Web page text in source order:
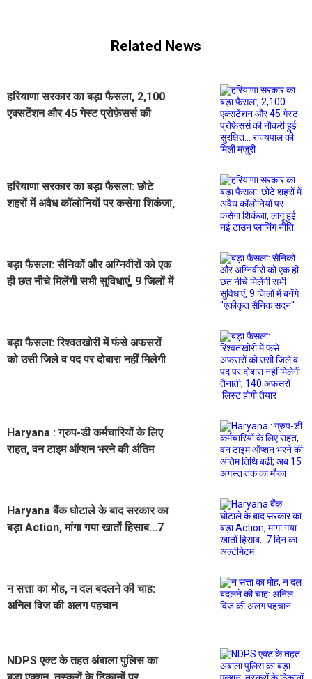
Related News
हरियाणा सरकार का बड़ा फैसला, 2,100
एक्सटेंशन और 45 गेस्ट प्रोफ़ेसर्स की
हरियाणा सरकार का बड़ा फैसला: छोटे
शहरों में अवैध कॉलोनियों पर कसेगा शिकंजा,
बड़ा फैसला: सैनिकों और अग्निवीरों को एक
ही छत नीचे मिलेंगी सभी सुविधाएं, 9 जिलों में
बड़ा फैसला: रिश्वतखोरी में फंसे अफसरों
को उसी जिले व पद पर दोबारा नहीं मिलेगी
Haryana : ग्रुप-डी कर्मचारियों के लिए
राहत, वन टाइम ऑप्शन भरने की अंतिम
Haryana बैंक घोटाले के बाद सरकार का
बड़ा Action, मांगा गया खातों हिसाब...7
न सत्ता का मोह, न दल बदलने की चाह:
अनिल विज की अलग पहचान
NDPS एक्ट के तहत अंबाला पुलिस का